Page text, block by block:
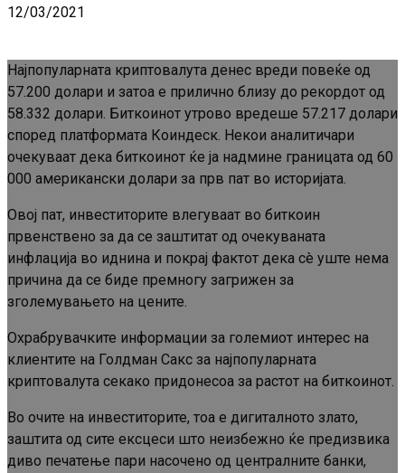
12/03/2021
Најпопуларната криптовалута денес вреди повеќе од
57.200 долари и затоа е прилично близу до рекордот од
58.332 долари. Биткоинот утрово вредеше 57.217 долари
според платформата Коиндеск. Некои аналитичари
очекуваат дека биткоинот ќе ја надмине границата од 60
000 американски долари за прв пат во историјата.
Овој пат, инвеститорите влегуваат во биткоин
првенствено за да се заштитат од очекуваната
инфлација во иднина и покрај фактот дека сè уште нема
причина да се биде премногу загрижен за
зголемувањето на цените.
Охрабрувачките информации за големиот интерес на
клиентите на Голдман Сакс за најпопуларната
криптовалута секако придонесоа за растот на биткоинот.
Во очите на инвеститорите, тоа е дигиталното злато,
заштита од сите ексцеси што неизбежно ќе предизвика
диво печатење пари насочено од централните банки,